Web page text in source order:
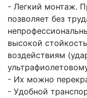
- Легкий монтаж.
позволяет без
высокой
воздействиям
- Их можно
- Удобной